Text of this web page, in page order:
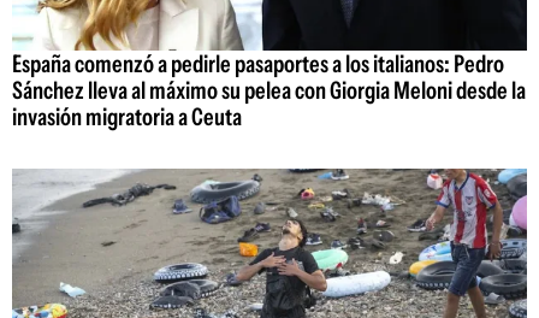
España comenzó a pedirle pasaportes a los italianos: Pedro
Sánchez lleva al máximo su pelea con Giorgia Meloni desde la
invasión migratoria a Ceuta